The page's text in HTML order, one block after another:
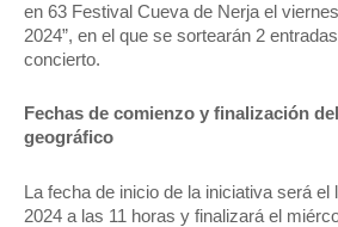
en 63 Festival Cueva de Nerja el
2024”, en el que se sortearán 2
concierto.
Fechas de comienzo y finalización
geográfico
La fecha de inicio de la iniciativa será
2024 a las 11 horas y finalizará el